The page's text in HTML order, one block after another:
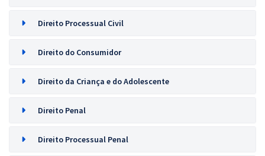
Direito Processual Civil
Direito do Consumidor
Direito da Criança e do Adolescente
Direito Penal
Direito Processual Penal